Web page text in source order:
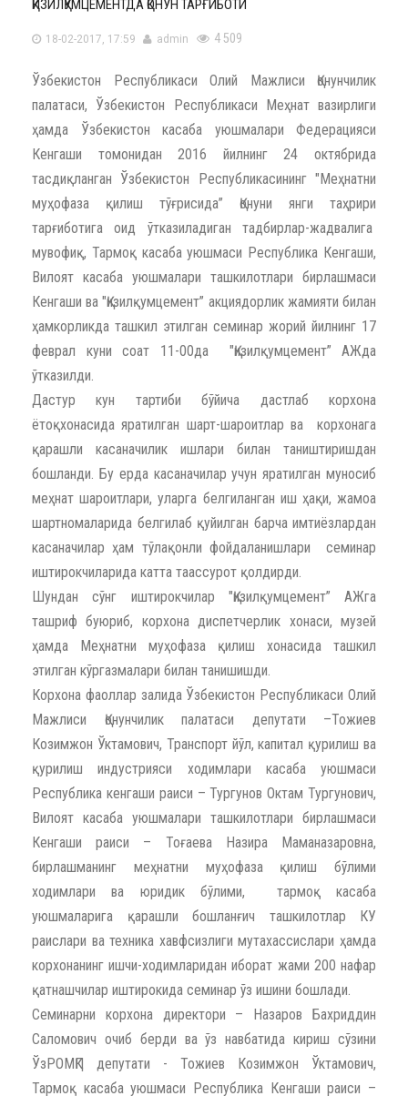
ҚИЗИЛҚУМЦЕМЕНТДА ҚОНУН ТАРҒИБОТИ
18-02-2017, 17:59 admin 4 509
Ўзбекистон Республикаси Олий Мажлиси Қонунчилик
палатаси, Ўзбекистон Республикаси Меҳнат вазирлиги
ҳамда Ўзбекистон касаба уюшмалари Федерацияси
Кенгаши томонидан 2016 йилнинг 24 октябрида
тасдиқланган Ўзбекистон Республикасининг "Меҳнатни
муҳофаза қилиш тўғрисида” Қонуни янги таҳрири
тарғиботига оид ўтказиладиган тадбирлар-жадвалига
мувофиқ, Тармоқ касаба уюшмаси Республика Кенгаши,
Вилоят касаба уюшмалари ташкилотлари бирлашмаси
Кенгаши ва "Қизилқумцемент” акциядорлик жамияти билан
ҳамкорликда ташкил этилган семинар жорий йилнинг 17
феврал куни соат 11-00да "Қизилқумцемент” АЖда
ўтказилди.
Дастур кун тартиби бўйича дастлаб корхона
ётоқхонасида яратилган шарт-шароитлар ва корхонага
қарашли касаначилик ишлари билан таништиришдан
бошланди. Бу ерда касаначилар учун яратилган муносиб
меҳнат шароитлари, уларга белгиланган иш ҳақи, жамоа
шартномаларида белгилаб қуйилган барча имтиёзлардан
касаначилар ҳам тўлақонли фойдаланишлари семинар
иштирокчиларида катта таассурот қолдирди.
Шундан сўнг иштирокчилар "Қизилқумцемент” АЖга
ташриф буюриб, корхона диспетчерлик хонаси, музей
ҳамда Меҳнатни муҳофаза қилиш хонасида ташкил
этилган кўргазмалари билан танишишди.
Корхона фаоллар залида Ўзбекистон Республикаси Олий
Мажлиси Қонунчилик палатаси депутати –Тожиев
Козимжон Ўктамович, Транспорт йўл, капитал қурилиш ва
қурилиш индустрияси ходимлари касаба уюшмаси
Республика кенгаши раиси – Тургунов Октам Тургунович,
Вилоят касаба уюшмалари ташкилотлари бирлашмаси
Кенгаши раиси – Тоғаева Назира Маманазаровна,
бирлашманинг меҳнатни муҳофаза қилиш бўлими
ходимлари ва юридик бўлими, тармоқ касаба
уюшмаларига қарашли бошланғич ташкилотлар КУ
раислари ва техника хавфсизлиги мутахассислари ҳамда
корхонанинг ишчи-ходимларидан иборат жами 200 нафар
қатнашчилар иштирокида семинар ўз ишини бошлади.
Семинарни корхона директори – Назаров Бахриддин
Саломович очиб берди ва ўз навбатида кириш сўзини
ЎзРОМҚП депутати - Тожиев Козимжон Ўктамович,
Тармоқ касаба уюшмаси Республика Кенгаши раиси –